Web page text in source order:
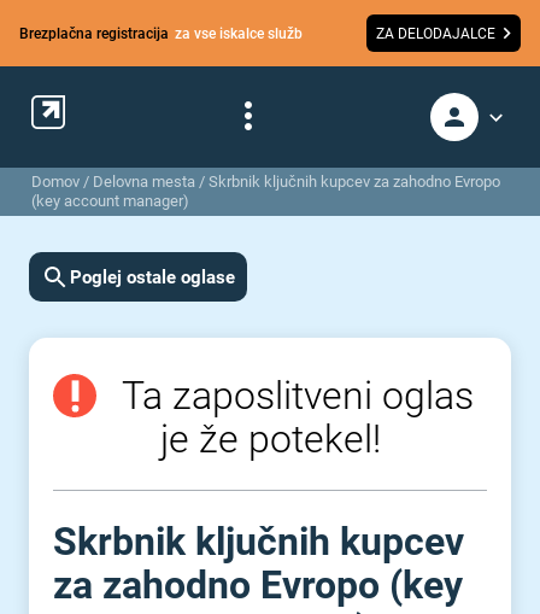
Brezplačna registracija za vse iskalce služb ZA DELODAJALCE
Domov / Delovna mesta / Skrbnik ključnih kupcev za zahodno Evropo
(key account manager)
Poglej ostale oglase
Ta zaposlitveni oglas
je že potekel!
Skrbnik ključnih kupcev
za zahodno Evropo (key